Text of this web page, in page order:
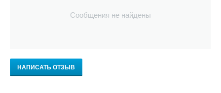
Сообщения не найдены
НАПИСАТЬ ОТЗЫВ